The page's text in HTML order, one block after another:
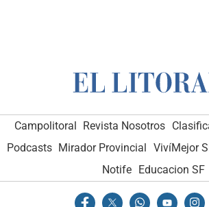
Campolitoral Revista Nosotros
Podcasts Mirador Provincial VivíMejor
Notife Educacion SF